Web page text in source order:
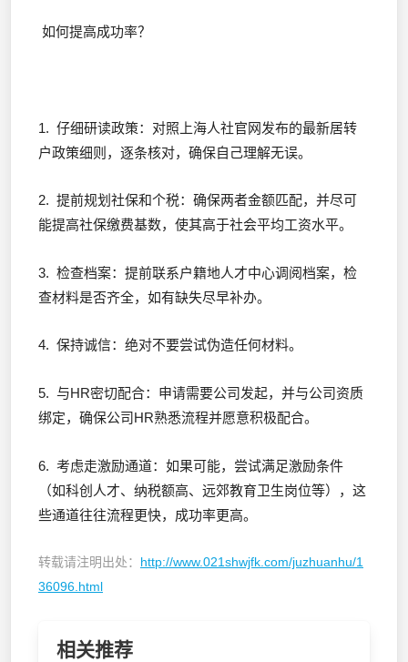
如何提高成功率？
1. 仔细研读政策：对照上海人社官网发布的最新居转
户政策细则，逐条核对，确保自己理解无误。
2. 提前规划社保和个税：确保两者金额匹配，并尽可
能提高社保缴费基数，使其高于社会平均工资水平。
3. 检查档案：提前联系户籍地人才中心调阅档案，检
查材料是否齐全，如有缺失尽早补办。
4. 保持诚信：绝对不要尝试伪造任何材料。
5. 与HR密切配合：申请需要公司发起，并与公司资质
绑定，确保公司HR熟悉流程并愿意积极配合。
6. 考虑走激励通道：如果可能，尝试满足激励条件
（如科创人才、纳税额高、远郊教育卫生岗位等），这
些通道往往流程更快，成功率更高。
转载请注明出处： http://www.021shwjfk.com/juzhuanhu/1
36096.html
相关推荐